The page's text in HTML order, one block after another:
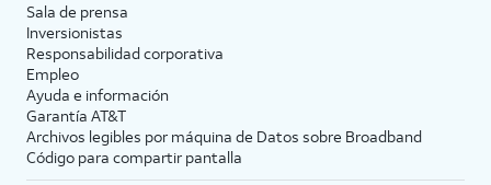
Sala de prensa
Inversionistas
Responsabilidad corporativa
Empleo
Ayuda e información
Garantía AT&T
Archivos legibles por máquina de Datos sobre Broadband
Código para compartir pantalla